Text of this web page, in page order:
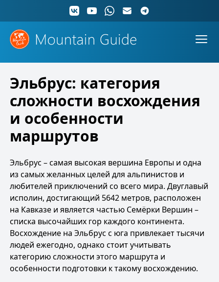
Эльбрус: категория
сложности восхождения
и особенности
маршрутов
Эльбрус – самая высокая вершина Европы и одна
из самых желанных целей для альпинистов и
любителей приключений со всего мира. Двуглавый
исполин, достигающий 5642 метров, расположен
на Кавказе и является частью Семёрки Вершин –
списка высочайших гор каждого континента.
Восхождение на Эльбрус с юга привлекает тысячи
людей ежегодно, однако стоит учитывать
категорию сложности этого маршрута и
особенности подготовки к такому восхождению.